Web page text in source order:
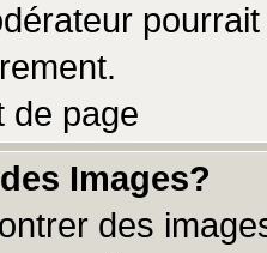
de page
Images?
des